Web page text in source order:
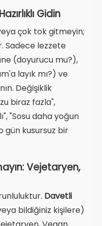
Gidin
çok tok gitmeyin;
Sadece lezzete
(doyurucu mu?),
layık mı?) ve
Değişiklik
biraz fazla",
"Sosu daha yoğun
gün kusursuz bir
Vejetaryen,
Davetli
bildiğiniz kişilere)